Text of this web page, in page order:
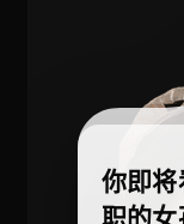
你即
职的